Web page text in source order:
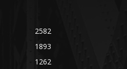
2582
1893
1262